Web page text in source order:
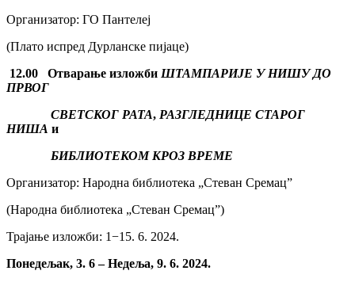
Организатор: ГО Пантелеј
(Плато испред Дурланске пијаце)
12.00
Отварање изложби ШТАМПАРИЈЕ У НИШУ ДО
ПРВОГ
СВЕТСКОГ РАТА, РАЗГЛЕДНИЦЕ СТАРОГ
НИША и
БИБЛИОТЕКОМ КРОЗ ВРЕМЕ
Организатор: Народна библиотека „Стеван Сремац”
(Народна библиотека „Стеван Сремац”)
Трајање изложби: 1−15. 6. 2024.
Понедељак, 3. 6 – Недеља, 9. 6. 2024.